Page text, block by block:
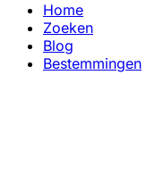
Home
Zoeken
Blog
Bestemmingen